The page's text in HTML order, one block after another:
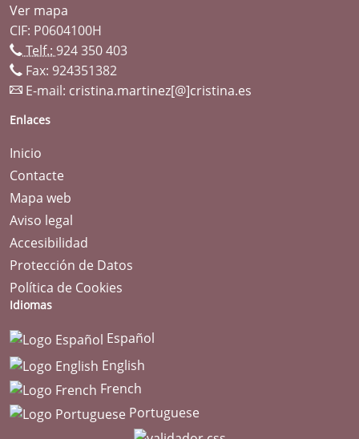
Ver mapa
CIF: P0604100H
Telf.: 924 350 403
Fax: 924351382
E-mail: cristina.martinez[@]cristina.es
Enlaces
Inicio
Contacte
Mapa web
Aviso legal
Accesibilidad
Protección de Datos
Política de Cookies
Idiomas
Español
English
French
Portuguese